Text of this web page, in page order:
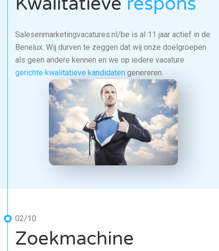
Salesenmarketingvacatures.nl/be is al 11 jaar actief in de
Benelux. Wij durven te zeggen dat wij onze doelgroepen
als geen andere kennen en we op iedere vacature
gerichte kwalitatieve kandidaten genereren.
02/10
Zoekmachine